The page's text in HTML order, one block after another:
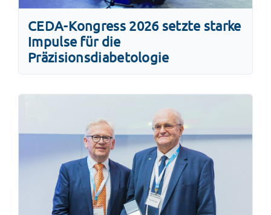
CEDA-Kongress 2026 setzte starke
Impulse für die
Präzisionsdiabetologie